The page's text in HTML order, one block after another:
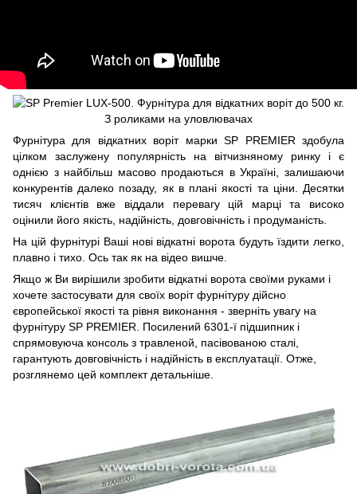
Фурнітура для відкатних воріт марки SP PREMIER здобула
цілком заслужену популярність на вітчизняному ринку і є
однією з найбільш масово продаються в Україні, залишаючи
конкурентів далеко позаду, як в плані якості та ціни. Десятки
тисяч клієнтів вже віддали перевагу цій марці та високо
оцінили його якість, надійність, довговічність і продуманість.
На цій фурнітурі Ваші нові відкатні ворота будуть їздити легко,
плавно і тихо. Ось так як на відео вишче.
Якщо ж Ви вирішили зробити відкатні ворота своїми руками і
хочете застосувати для своїх воріт фурнітуру дійсно
європейської якості та рівня виконання - зверніть увагу на
фурнітуру SP PREMIER. Посилений 6301-ї підшипник і
спрямовуюча консоль з травленой, пасівованою сталі,
гарантують довговічність і надійність в експлуатації. Отже,
розглянемо цей комплект детальніше.